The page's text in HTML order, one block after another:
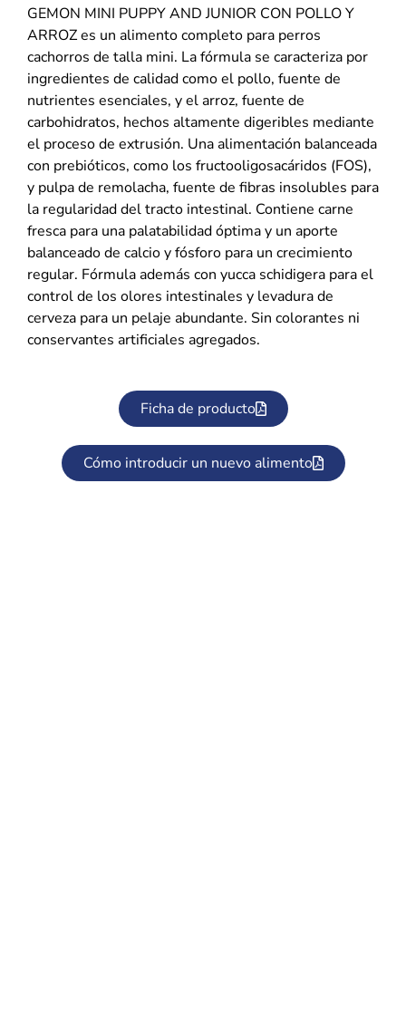
GEMON MINI PUPPY AND JUNIOR CON POLLO Y
ARROZ es un alimento completo para perros
cachorros de talla mini. La fórmula se caracteriza por
ingredientes de calidad como el pollo, fuente de
nutrientes esenciales, y el arroz, fuente de
carbohidratos, hechos altamente digeribles mediante
el proceso de extrusión. Una alimentación balanceada
con prebióticos, como los fructooligosacáridos (FOS),
y pulpa de remolacha, fuente de fibras insolubles para
la regularidad del tracto intestinal. Contiene carne
fresca para una palatabilidad óptima y un aporte
balanceado de calcio y fósforo para un crecimiento
regular. Fórmula además con yucca schidigera para el
control de los olores intestinales y levadura de
cerveza para un pelaje abundante. Sin colorantes ni
conservantes artificiales agregados.
Ficha de producto
Cómo introducir un nuevo alimento